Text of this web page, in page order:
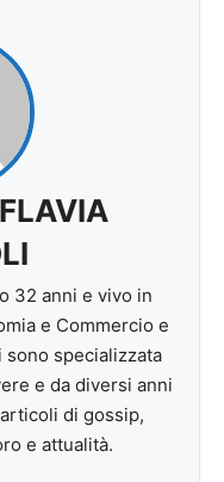
32 anni e vivo in
e Commercio e
sono specializzata
e da diversi anni
di gossip,
e attualità.